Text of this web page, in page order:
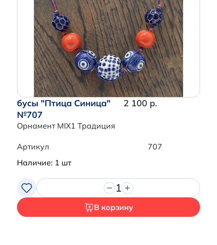
бусы "Птица Синица"
№707
Орнамент MIX1 Традиция
2 100 р.
Артикул
707
Наличие: 1 шт
1
В корзину